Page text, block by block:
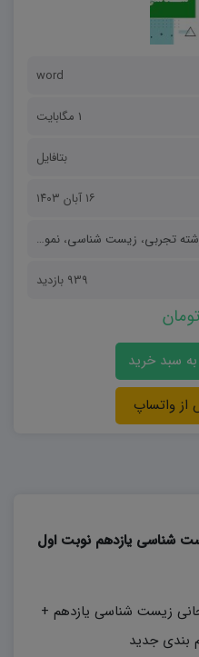
word
1 مگابایت
بتافایل
۱۶ آبان ۱۴۰۳
تجربی، زیست شناسی، نمونه سوالات
939 بازدید
سبد خرید
از واتساپ
شناسی یازدهم نوبت اول
زیست شناسی یازدهم +
بندی جدید